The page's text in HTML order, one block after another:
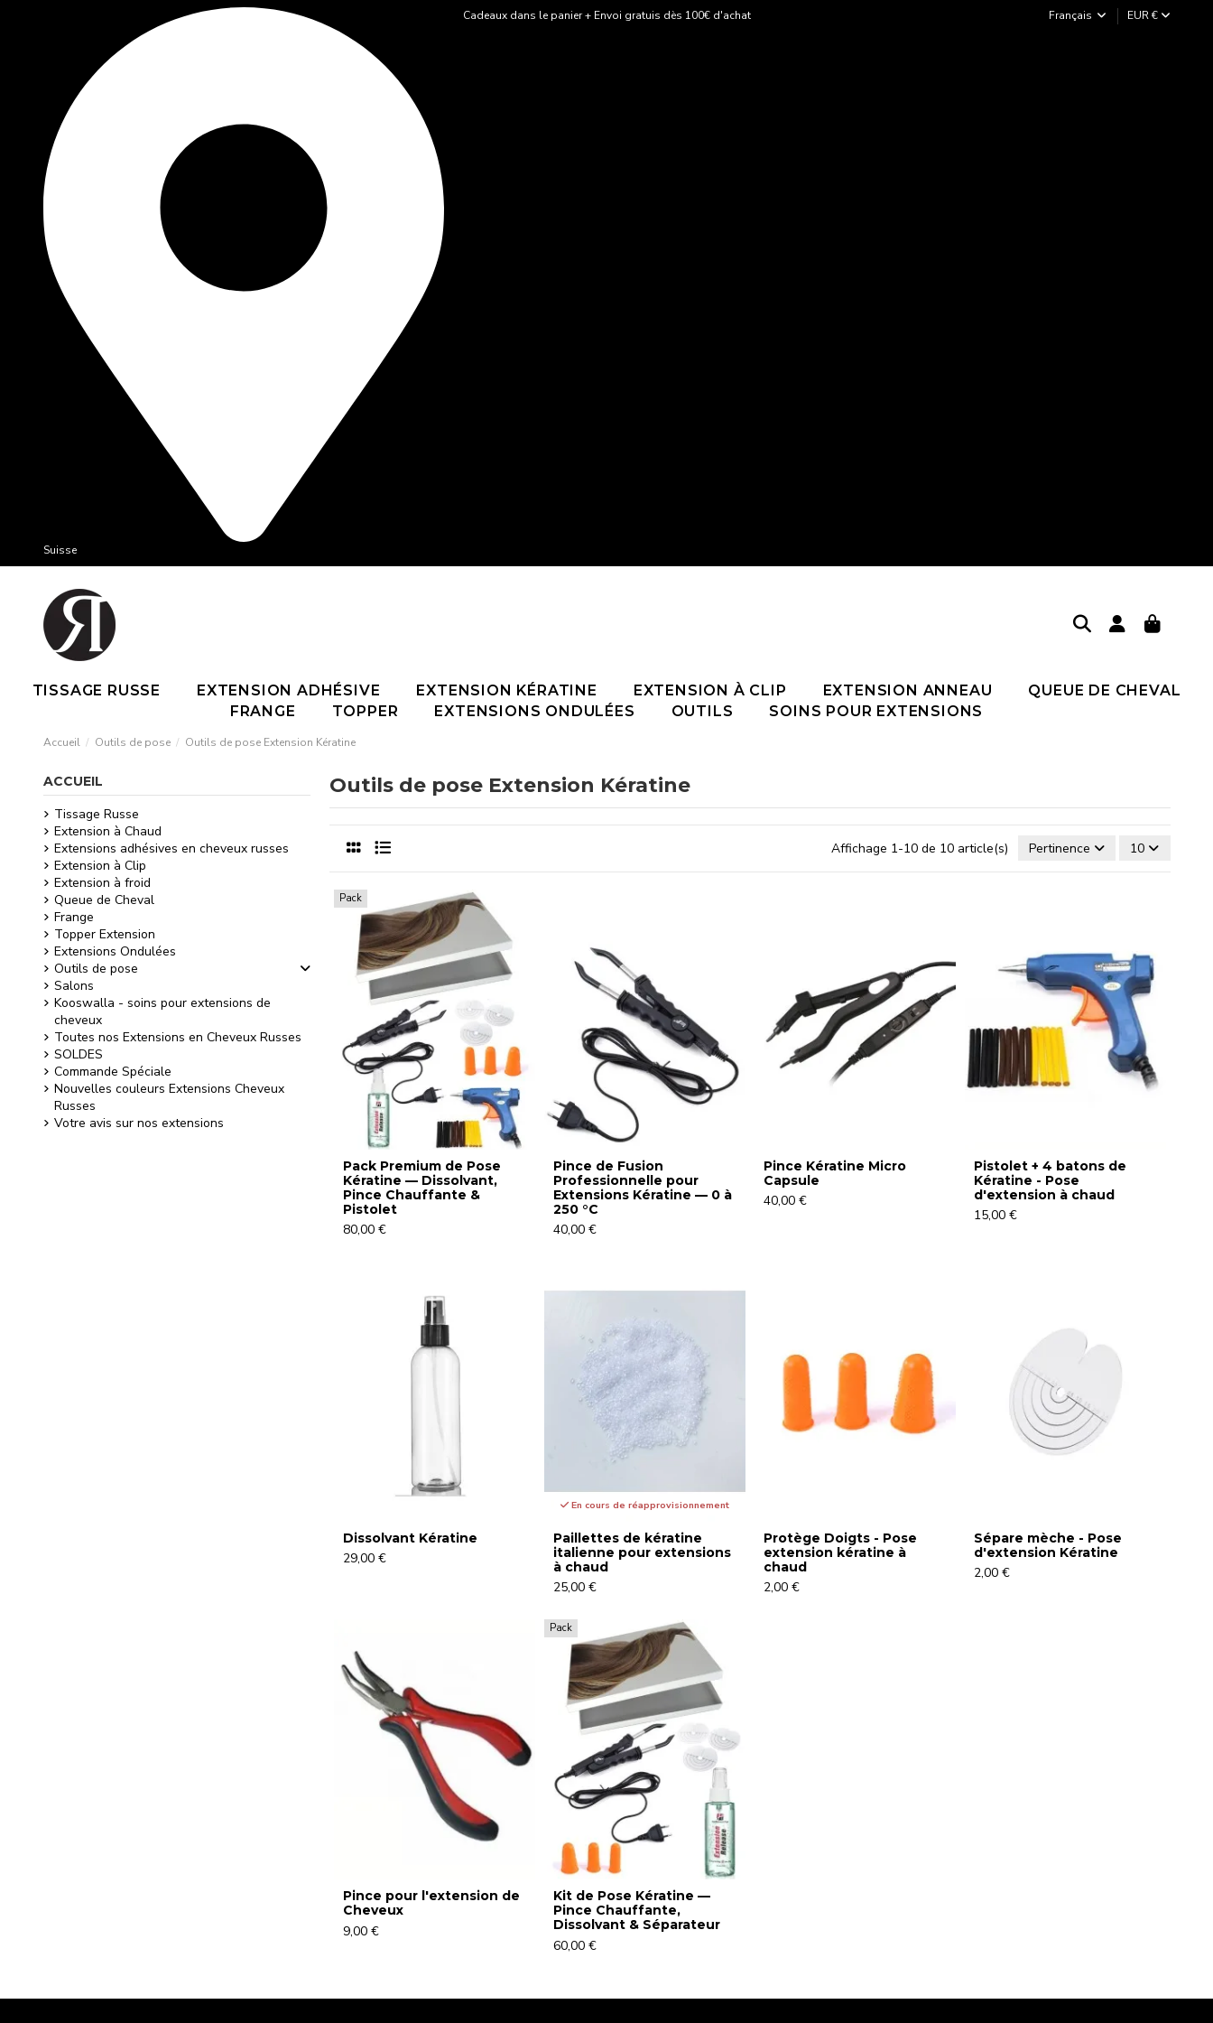
Suisse
Cadeaux dans le panier + Envoi gratuis dès 100€ d'achat Français EUR €
TISSAGE RUSSE EXTENSION ADHÉSIVE EXTENSION KÉRATINE EXTENSION À CLIP EXTENSION ANNEAU
QUEUE DE CHEVAL
FRANGE
TOPPER EXTENSIONS ONDULÉES OUTILS SOINS POUR EXTENSIONS
Accueil Outils de pose Outils de pose Extension Kératine
Outils de pose Extension Kératine
Affichage 1-10 de 10 article(s) Pertinence 10
Pack
Pack Premium de Pose
Kératine — Dissolvant,
Pince Chauffante &
Pistolet
80,00 €
Pince de Fusion
Professionnelle pour
Extensions Kératine — 0 à
250 °C
40,00 €
Pince Kératine Micro
Capsule
40,00 €
Pistolet + 4 batons de
Kératine - Pose
d'extension à chaud
15,00 €
Dissolvant Kératine
29,00 €
En cours de réapprovisionnement
Paillettes de kératine
italienne pour extensions
à chaud
25,00 €
Protège Doigts - Pose
extension kératine à
chaud
2,00 €
Sépare mèche - Pose
d'extension Kératine
2,00 €
Pince pour l'extension de
Cheveux
9,00 €
Pack
Kit de Pose Kératine —
Pince Chauffante,
Dissolvant & Séparateur
60,00 €
ACCUEIL
Tissage Russe
Extension à Chaud
Extensions adhésives en cheveux russes
Extension à Clip
Extension à froid
Queue de Cheval
Frange
Topper Extension
Extensions Ondulées
Outils de pose
Salons
Kooswalla - soins pour extensions de
cheveux
Toutes nos Extensions en Cheveux Russes
SOLDES
Commande Spéciale
Nouvelles couleurs Extensions Cheveux
Russes
Votre avis sur nos extensions